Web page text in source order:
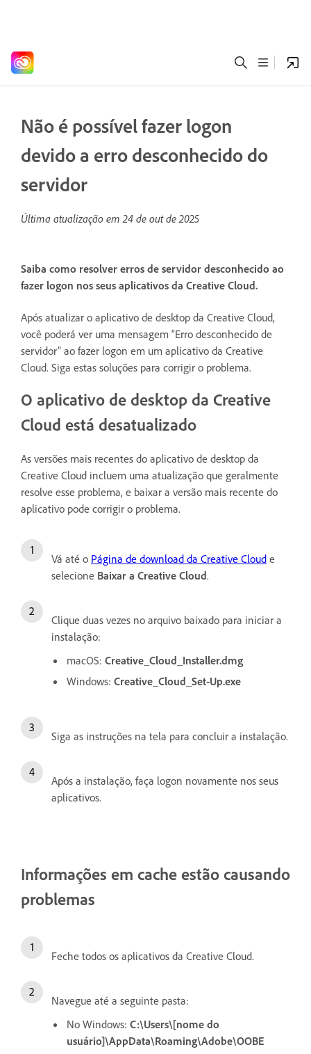
Não é possível fazer logon
devido a erro desconhecido do
servidor
Última atualização em24 de out de 2025
Saiba como resolver erros de servidor desconhecido ao
fazer logon nos seus aplicativos da Creative Cloud.
Após atualizar o aplicativo de desktop da Creative Cloud,
você poderá ver uma mensagem “Erro desconhecido de
servidor” ao fazer logon em um aplicativo da Creative
Cloud. Siga estas soluções para corrigir o problema.
O aplicativo de desktop da Creative
Cloud está desatualizado
As versões mais recentes do aplicativo de desktop da
Creative Cloud incluem uma atualização que geralmente
resolve esse problema, e baixar a versão mais recente do
aplicativo pode corrigir o problema.
Vá até o Página de download da Creative Cloud e
selecione Baixar a Creative Cloud.
Clique duas vezes no arquivo baixado para iniciar a
instalação:
macOS: Creative_Cloud_Installer.dmg
Windows: Creative_Cloud_Set-Up.exe
Siga as instruções na tela para concluir a instalação.
Após a instalação, faça logon novamente nos seus
aplicativos.
Informações em cache estão causando
problemas
Feche todos os aplicativos da Creative Cloud.
Navegue até a seguinte pasta:
No Windows: C:\Users\[nome do
usuário]\AppData\Roaming\Adobe\OOBE